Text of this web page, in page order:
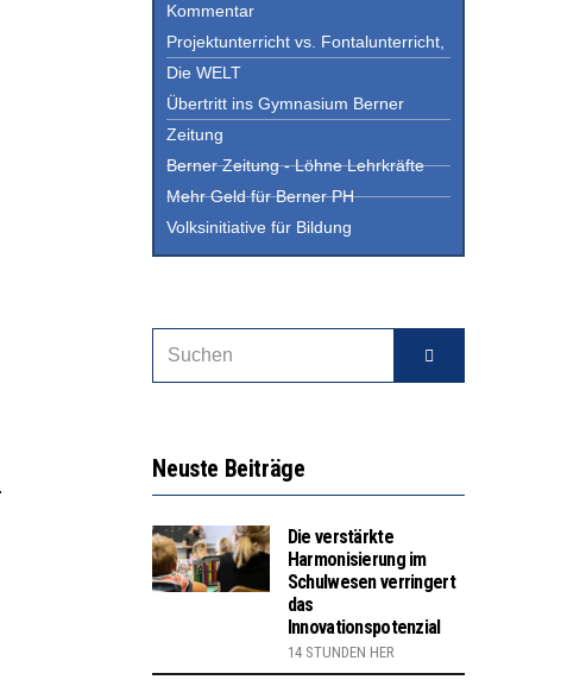
Kommentar
Projektunterricht vs. Fontalunterricht,
Die WELT
Übertritt ins Gymnasium Berner
Zeitung
Berner Zeitung - Löhne Lehrkräfte
Mehr Geld für Berner PH
Volksinitiative für Bildung
Neuste Beiträge
Die verstärkte
Harmonisierung im
Schulwesen verringert
das
Innovationspotenzial
14 STUNDEN HER